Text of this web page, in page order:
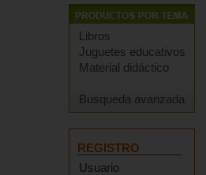
Libros
Juguetes educativos
Material didáctico
Busqueda avanzada
REGISTRO
Usuario